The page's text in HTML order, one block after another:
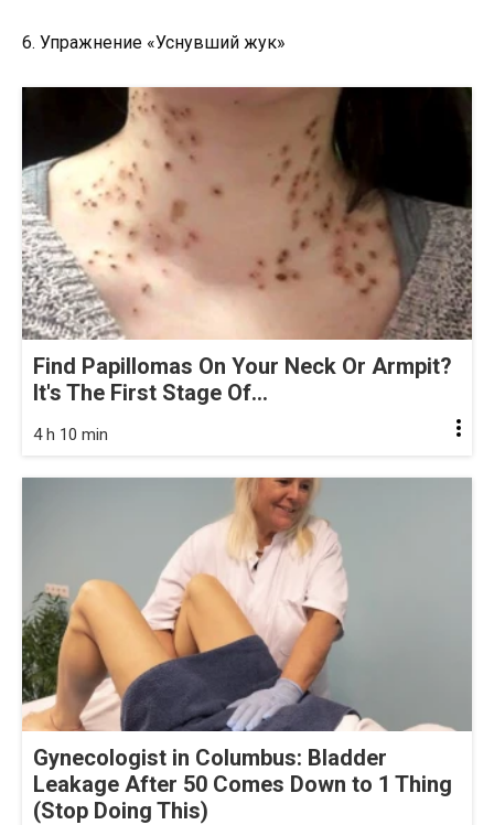
6. Упражнение «Уснувший жук»
Find Papillomas On Your Neck Or Armpit?
It's The First Stage Of...
4 h 10 min
Gynecologist in Columbus: Bladder
Leakage After 50 Comes Down to 1 Thing
(Stop Doing This)